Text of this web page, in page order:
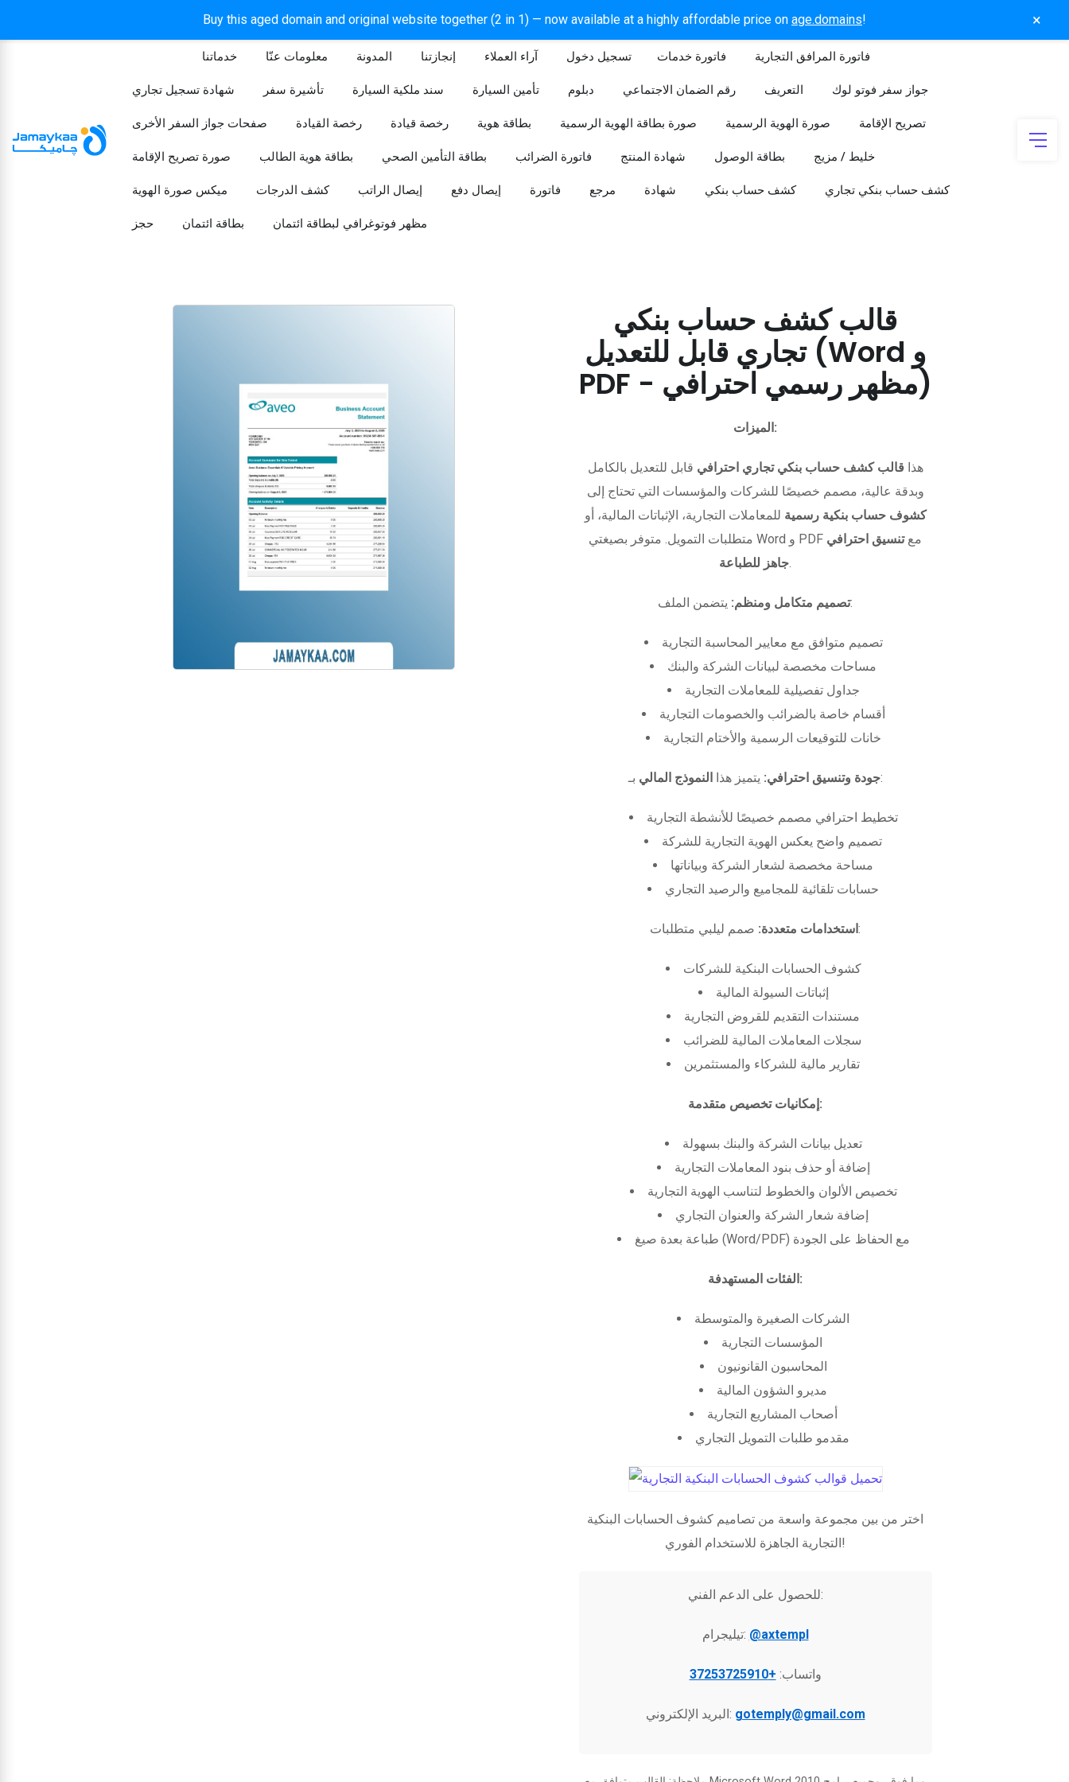
Buy this aged domain and original website together (2 in 1) — now available at a highly affordable price on age.domains! ×
خدماتنا معلومات عنّا المدونة إنجازتنا آراء العملاء تسجيل دخول​ فاتورة خدمات فاتورة المرافق التجارية
شهادة تسجيل تجاري تأشيرة سفر سند ملكية السيارة تأمين السيارة دبلوم رقم الضمان الاجتماعي التعريف جواز سفر فوتو لوك
صفحات جواز السفر الأخرى رخصة القيادة رخصة قيادة بطاقة هوية صورة بطاقة الهوية الرسمية صورة الهوية الرسمية تصريح الإقامة
صورة تصريح الإقامة بطاقة هوية الطالب بطاقة التأمين الصحي فاتورة الضرائب شهادة المنتج بطاقة الوصول خليط / مزيج
ميكس صورة الهوية كشف الدرجات إيصال الراتب إيصال دفع فاتورة مرجع شهادة كشف حساب بنكي كشف حساب بنكي تجاري
حجز بطاقة ائتمان مظهر فوتوغرافي لبطاقة ائتمان
قالب كشف حساب بنكي
تجاري قابل للتعديل (Word و
PDF - مظهر رسمي احترافي)
الميزات:
هذا قالب كشف حساب بنكي تجاري احترافي قابل للتعديل بالكامل
وبدقة عالية، مصمم خصيصًا للشركات والمؤسسات التي تحتاج إلى
كشوف حساب بنكية رسمية للمعاملات التجارية، الإثباتات المالية، أو
متطلبات التمويل. متوفر بصيغتي Word و PDF معتنسيق احترافي
جاهز للطباعة.
تصميم متكامل ومنظم:يتضمن الملف:
تصميم متوافق مع معايير المحاسبة التجارية
مساحات مخصصة لبيانات الشركة والبنك
جداول تفصيلية للمعاملات التجارية
أقسام خاصة بالضرائب والخصومات التجارية
خانات للتوقيعات الرسمية والأختام التجارية
جودة وتنسيق احترافي: يتميز هذا النموذج المالي بـ:
تخطيط احترافي مصمم خصيصًا للأنشطة التجارية
تصميم واضح يعكس الهوية التجارية للشركة
مساحة مخصصة لشعار الشركة وبياناتها
حسابات تلقائية للمجاميع والرصيد التجاري
استخدامات متعددة:صمم ليلبي متطلبات:
كشوف الحسابات البنكية للشركات
إثباتات السيولة المالية
مستندات التقديم للقروض التجارية
سجلات المعاملات المالية للضرائب
تقارير مالية للشركاء والمستثمرين
إمكانيات تخصيص متقدمة:
تعديل بيانات الشركة والبنك بسهولة
إضافة أو حذف بنود المعاملات التجارية
تخصيص الألوان والخطوط لتناسب الهوية التجارية
إضافة شعار الشركة والعنوان التجاري
طباعة بعدة صيغ (Word/PDF) مع الحفاظ على الجودة
الفئات المستهدفة:
الشركات الصغيرة والمتوسطة
المؤسسات التجارية
المحاسبون القانونيون
مديرو الشؤون المالية
أصحاب المشاريع التجارية
مقدمو طلبات التمويل التجاري
اختر من بين مجموعة واسعة من تصاميم كشوف الحسابات البنكية
التجارية الجاهزة للاستخدام الفوري!
للحصول على الدعم الفني:
تيليجرام: @axtempl
واتساب: +37253725910
البريد الإلكتروني: gotemply@gmail.com